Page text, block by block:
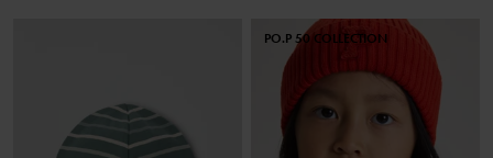
PO.P 50 COLLECTION